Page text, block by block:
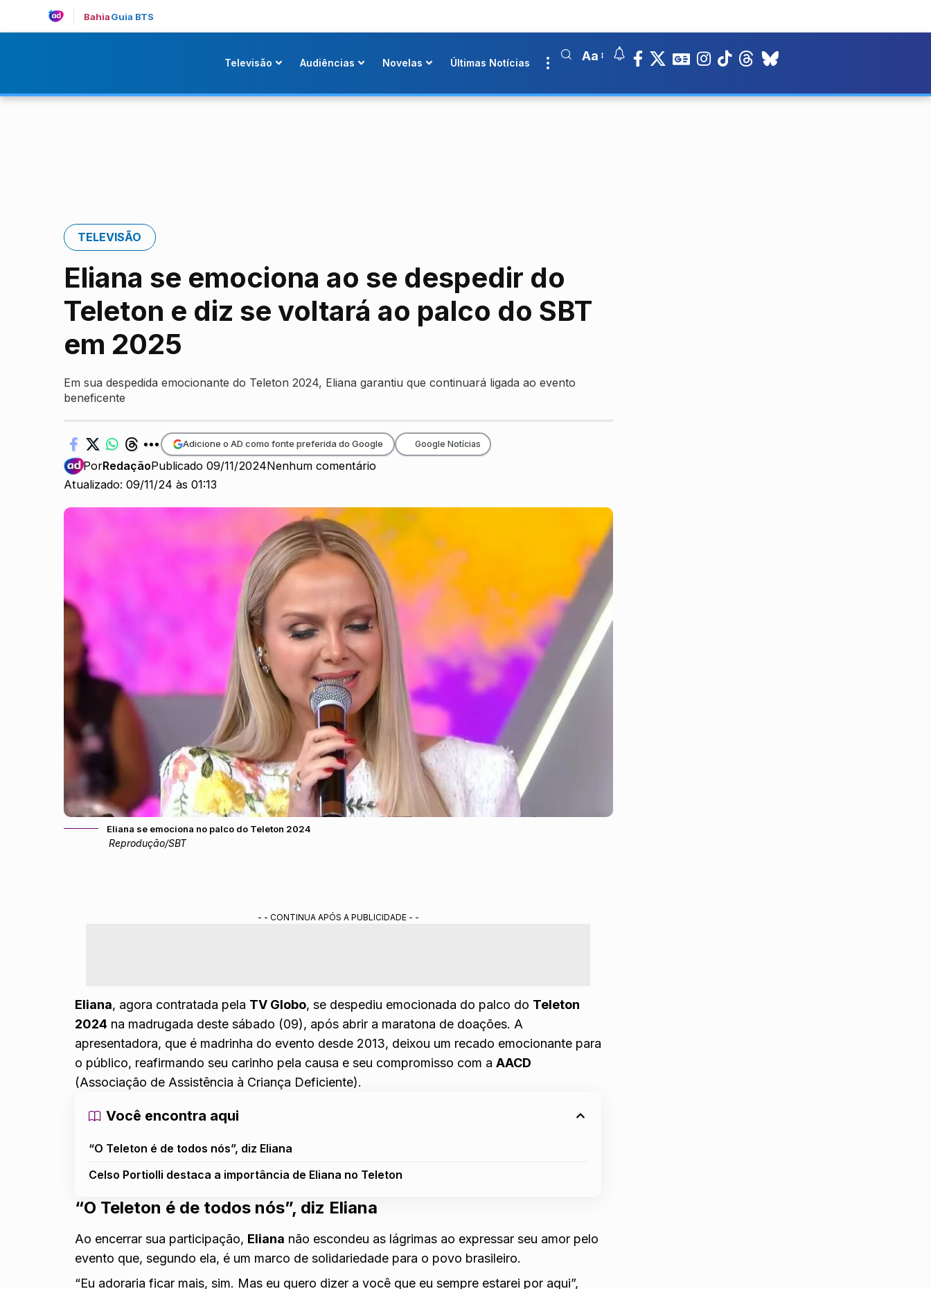
BahiaGuia BTS
Televisão Audiências Novelas Últimas Notícias Aa
TELEVISÃO
Eliana se emociona ao se despedir do
Teleton e diz se voltará ao palco do SBT
em 2025
Em sua despedida emocionante do Teleton 2024, Eliana garantiu que continuará ligada ao evento
beneficente
Atualizado: 09/11/24 às 01:13
PorRedaçãoPublicado 09/11/2024Nenhum comentário
Adicione o AD como fonte preferida do Google Google Notícias
Eliana se emociona no palco do Teleton 2024
Reprodução/SBT
- - CONTINUA APÓS A PUBLICIDADE - -
Eliana, agora contratada pela TV Globo, se despediu emocionada do palco do Teleton
2024 na madrugada deste sábado (09), após abrir a maratona de doações. A
apresentadora, que é madrinha do evento desde 2013, deixou um recado emocionante para
o público, reafirmando seu carinho pela causa e seu compromisso com aAACD
(Associação de Assistência à Criança Deficiente).
Você encontra aqui
“O Teleton é de todos nós”, diz Eliana
Celso Portiolli destaca a importância de Eliana no Teleton
“O Teleton é de todos nós”, diz Eliana
Ao encerrar sua participação, Eliana não escondeu as lágrimas ao expressar seu amor pelo
evento que, segundo ela, é um marco de solidariedade para o povo brasileiro.
“Eu adoraria ficar mais, sim. Mas eu quero dizer a você que eu sempre estarei por aqui”,